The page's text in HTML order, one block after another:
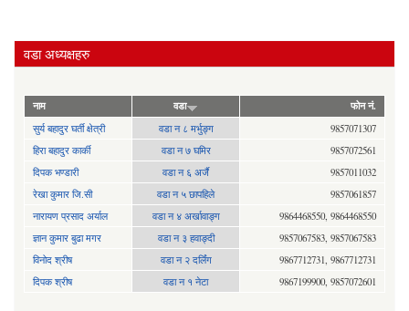
वडा अध्यक्षहरु
नाम वडा फोन नं.
सुर्य बहादुर घर्ती क्षेत्री वडा न ८ मर्भुङ्ग
9857071307
हिरा बहादुर कार्की
वडा न ७ घमिर
9857072561
दिपक भण्डारी
वडा न ६ अर्जै
9857011032
रेखा कुमार जि.सी
वडा न ५ छापहिले
9857061857
नारायण प्रसाद अर्याल
वडा न‍ ४ अर्खावाङ्ग
9864468550, 9864468550
ज्ञान कुमार बुढा मगर
वडा न ३ हवाङ्दी
9857067583, 9857067583
विनोद श्रीष
वडा न २ दर्लिंग
9867712731, 9867712731
दिपक श्रीष
वडा न १ नेटा 9867199900, 9857072601